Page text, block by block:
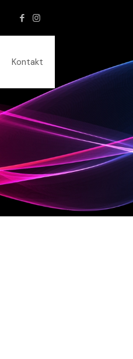
Kontakt